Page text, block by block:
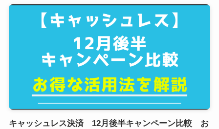
キャッシュレス決済 12月後半キャンペーン比較 お